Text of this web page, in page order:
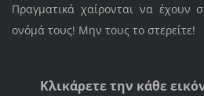
Πραγματικά χαίρονται να έχουν
ονόμά τους! Μην τους το στερείτε!
Κλικάρετε την κάθε